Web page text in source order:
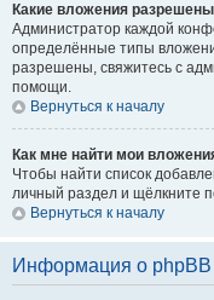
Какие вложения
Администратор каждой
определённые типы
разрешены, свяжитесь с
помощи.
Вернуться к началу
Как мне найти мои
Чтобы найти список
личный раздел и щёлкните
Вернуться к началу
Информация о phpBB